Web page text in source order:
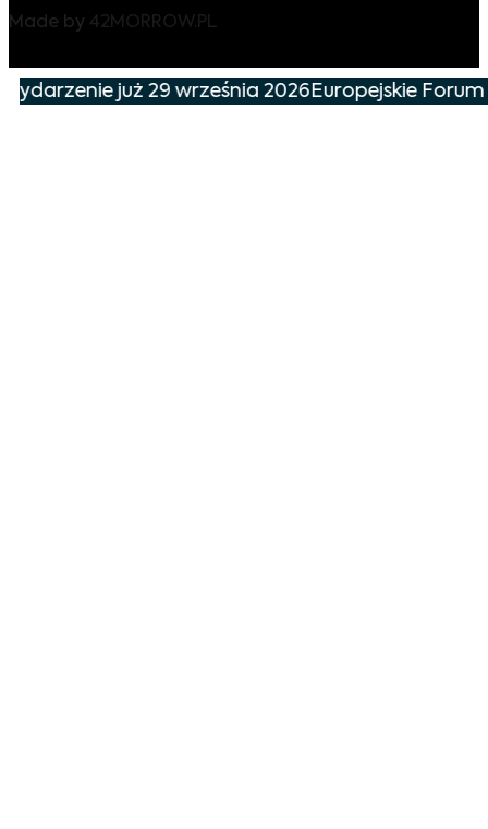
Made by 42MORROW.PL
już 29 września 2026Europejskie Forum